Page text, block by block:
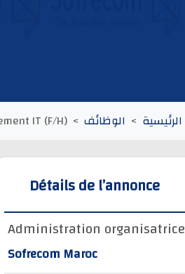
الرئيسية الوظائف IT (F/H)
Détails de l’annonce
Administration organisatrice
Sofrecom Maroc